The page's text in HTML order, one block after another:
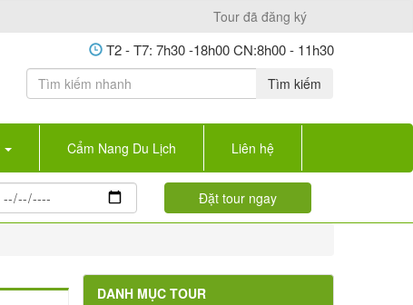
Tour đã đăng ký
T2 - T7: 7h30 -18h00 CN:8h00 - 11h30
Tìm kiếm
Cẩm Nang Du Lịch Liên hệ
DANH MỤC TOUR